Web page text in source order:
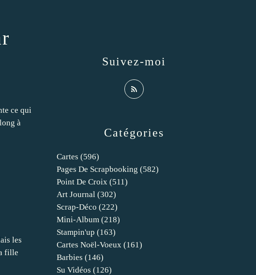
ce qui
à
les
fille
Catégories
Cartes (596)
Pages De Scrapbooking (582)
Point De Croix (511)
Art Journal (302)
Scrap-Déco (222)
Mini-Album (218)
Stampin'up (163)
Cartes Noël-Voeux (161)
Barbies (146)
Su Vidéos (126)
Suivez-moi